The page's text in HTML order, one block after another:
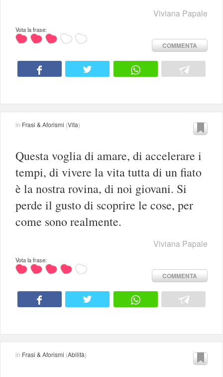
Viviana Papale
Vota la frase:
COMMENTA
in Frasi & Aforismi (Vita)
Questa voglia di amare, di accelerare i
tempi, di vivere la vita tutta di un fiato
è la nostra rovina, di noi giovani. Si
perde il gusto di scoprire le cose, per
come sono realmente.
Viviana Papale
Vota la frase:
COMMENTA
in Frasi & Aforismi (Abilità)